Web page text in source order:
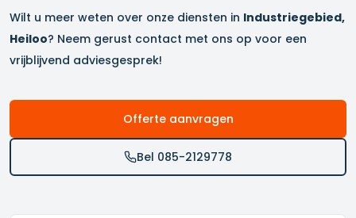
Wilt u meer weten over onze diensten in Industriegebied,
Heiloo? Neem gerust contact met ons op voor een
vrijblijvend adviesgesprek!
Offerte aanvragen
Bel 085-2129778